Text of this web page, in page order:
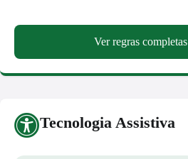
Ver regras completas
Tecnologia Assistiva